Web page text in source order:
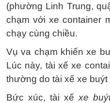
(phường Linh Trung,
chạm với xe container
chạy cùng chiều.
Vụ va chạm khiến xe
Lúc này, tài xế xe
thường do tài xế xe
Bức xúc, tài xế xe